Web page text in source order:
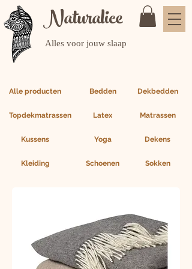
Naturalice
Alles voor jouw slaap
Alle producten
Topdekmatrassen
Kussens
Kleiding
Bedden Dekbedden
Matrassen
Latex
Yoga Dekens
Schoenen Sokken